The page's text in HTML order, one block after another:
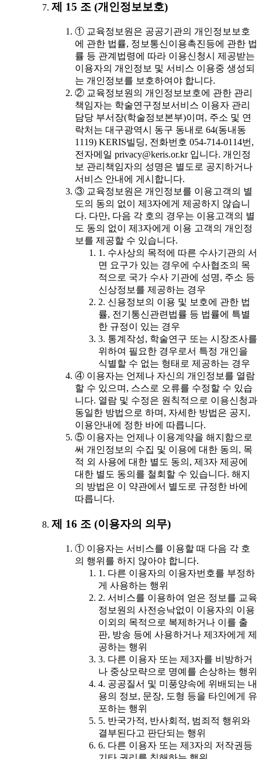
제 15 조 (개인정보보호)
① 교육정보원은 공공기관의 개인정보보호
에 관한 법률, 정보통신이용촉진등에 관한 법
률 등 관계법령에 따라 이용신청시 제공받는
이용자의 개인정보 및 서비스 이용중 생성되
는 개인정보를 보호하여야 합니다.
② 교육정보원의 개인정보보호에 관한 관리
책임자는 학술연구정보서비스 이용자 관리
담당 부서장(학술정보본부)이며, 주소 및 연
락처는 대구광역시 동구 동내로 64(동내동
1119) KERIS빌딩, 전화번호 054-714-0114번,
전자메일 privacy@keris.or.kr 입니다. 개인정
보 관리책임자의 성명은 별도로 공지하거나
서비스 안내에 게시합니다.
③ 교육정보원은 개인정보를 이용고객의 별
도의 동의 없이 제3자에게 제공하지 않습니
다. 다만, 다음 각 호의 경우는 이용고객의 별
도 동의 없이 제3자에게 이용 고객의 개인정
보를 제공할 수 있습니다.
1. 수사상의 목적에 따른 수사기관의 서
면 요구가 있는 경우에 수사협조의 목
적으로 국가 수사 기관에 성명, 주소 등
신상정보를 제공하는 경우
2. 신용정보의 이용 및 보호에 관한 법
률, 전기통신관련법률 등 법률에 특별
한 규정이 있는 경우
3. 통계작성, 학술연구 또는 시장조사를
위하여 필요한 경우로서 특정 개인을
식별할 수 없는 형태로 제공하는 경우
④ 이용자는 언제나 자신의 개인정보를 열람
할 수 있으며, 스스로 오류를 수정할 수 있습
니다. 열람 및 수정은 원칙적으로 이용신청과
동일한 방법으로 하며, 자세한 방법은 공지,
이용안내에 정한 바에 따릅니다.
⑤ 이용자는 언제나 이용계약을 해지함으로
써 개인정보의 수집 및 이용에 대한 동의, 목
적 외 사용에 대한 별도 동의, 제3자 제공에
대한 별도 동의를 철회할 수 있습니다. 해지
의 방법은 이 약관에서 별도로 규정한 바에
따릅니다.
제 16 조 (이용자의 의무)
① 이용자는 서비스를 이용할 때 다음 각 호
의 행위를 하지 않아야 합니다.
1. 다른 이용자의 이용자번호를 부정하
게 사용하는 행위
2. 서비스를 이용하여 얻은 정보를 교육
정보원의 사전승낙없이 이용자의 이용
이외의 목적으로 복제하거나 이를 출
판, 방송 등에 사용하거나 제3자에게 제
공하는 행위
3. 다른 이용자 또는 제3자를 비방하거
나 중상모략으로 명예를 손상하는 행위
4. 공공질서 및 미풍양속에 위배되는 내
용의 정보, 문장, 도형 등을 타인에게 유
포하는 행위
5. 반국가적, 반사회적, 범죄적 행위와
결부된다고 판단되는 행위
6. 다른 이용자 또는 제3자의 저작권등